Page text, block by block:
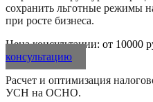
сохранить льготные
при росте бизнеса.
Цена консультации: от 10000
консультацию
Расчет и оптимизация
УСН на ОСНО.